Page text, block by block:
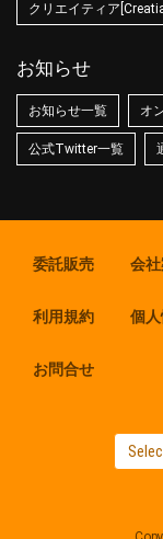
クリエイティア
お知らせ
お知らせ一覧 オ
公式Twitter一覧
委託販売 会
利用規約 個
お問合せ